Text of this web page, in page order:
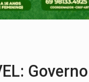
Cientistas cassados